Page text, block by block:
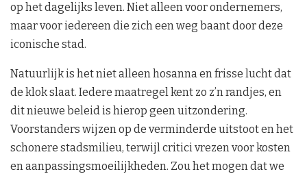
op het dagelijks leven. Niet alleen voor ondernemers,
maar voor iedereen die zich een weg baant door deze
iconische stad.
Natuurlijk is het niet alleen hosanna en frisse lucht dat
de klok slaat. Iedere maatregel kent zo z’n randjes, en
dit nieuwe beleid is hierop geen uitzondering.
Voorstanders wijzen op de verminderde uitstoot en het
schonere stadsmilieu, terwijl critici vrezen voor kosten
en aanpassingsmoeilijkheden. Zou het mogen dat we